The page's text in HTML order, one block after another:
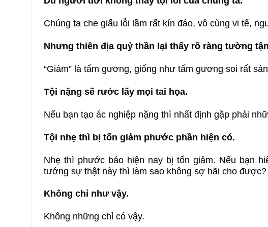
Chúng ta che giấu lỗi lầm rất kín đáo, vô cùng vi tế,
Nhưng thiên địa quỷ thần lại thấy rõ ràng tường
“Giám” là tấm gương, giống như tấm gương soi rất
Tội nặng sẽ rước lấy mọi tai họa.
Nếu bạn tạo ác nghiệp nặng thì nhất định gặp phải
Tội nhẹ thì bị tổn giảm phước phần hiện có.
Nhẹ thì phước báo hiện nay bị tổn giảm. Nếu bạn
tướng sự thật này thì làm sao không sợ hãi cho
Không chỉ như vậy.
Không những chỉ có vậy.